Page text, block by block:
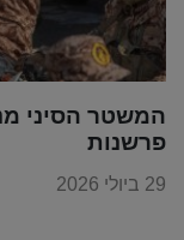
המשטר הסיני
פרשנות
29 ביולי 2026